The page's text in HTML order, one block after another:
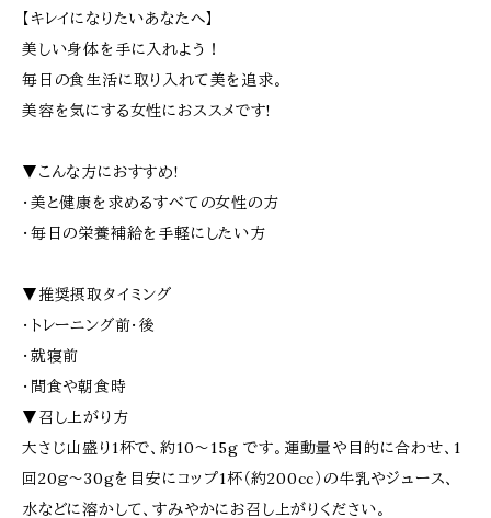
【キレイになりたいあなたへ】
美しい身体を手に入れよう！
毎日の食生活に取り入れて美を追求。
美容を気にする女性におススメです!
▼こんな方におすすめ!
・美と健康を求めるすべての女性の方
・毎日の栄養補給を手軽にしたい方
▼推奨摂取タイミング
・トレーニング前・後
・就寝前
・間食や朝食時
▼召し上がり方
大さじ山盛り1杯で、約10～15g です。運動量や目的に合わせ、1
回20ｇ～30gを目安にコップ1杯（約200cc）の牛乳やジュース、
水などに溶かして、すみやかにお召し上がりください。